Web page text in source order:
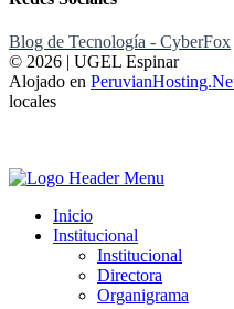
Blog de Tecnología - CyberFox
© 2026 | UGEL Espinar
Alojado en
locales
Inicio
Institucional
Institucional
Directora
Organigrama